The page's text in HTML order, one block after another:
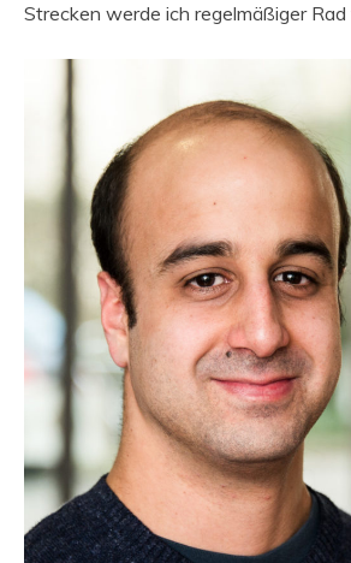
Strecken werde ich regelmäßiger Rad